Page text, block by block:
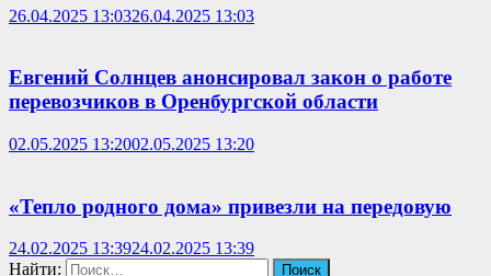
26.04.2025 13:0326.04.2025 13:03
Евгений Солнцев анонсировал закон о работе
перевозчиков в Оренбургской области
02.05.2025 13:2002.05.2025 13:20
«Тепло родного дома» привезли на передовую
24.02.2025 13:3924.02.2025 13:39
Найти: